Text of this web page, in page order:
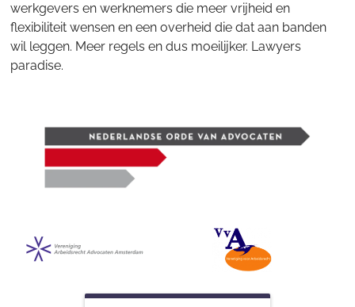
werkgevers en werknemers die meer vrijheid en
flexibiliteit wensen en een overheid die dat aan banden
wil leggen. Meer regels en dus moeilijker. Lawyers
paradise.